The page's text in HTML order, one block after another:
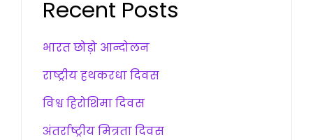
Recent Posts
भारत छोड़ो आन्दोलन
राष्ट्रीय हथकरधा दिवस
विश्व हिरोशिमा दिवस
अंतर्राष्ट्रीय मित्रता दिवस